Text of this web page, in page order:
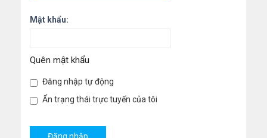
Mật khẩu:
Quên mật khẩu
Đăng nhập tự động
Ẩn trạng thái trực tuyến của tôi